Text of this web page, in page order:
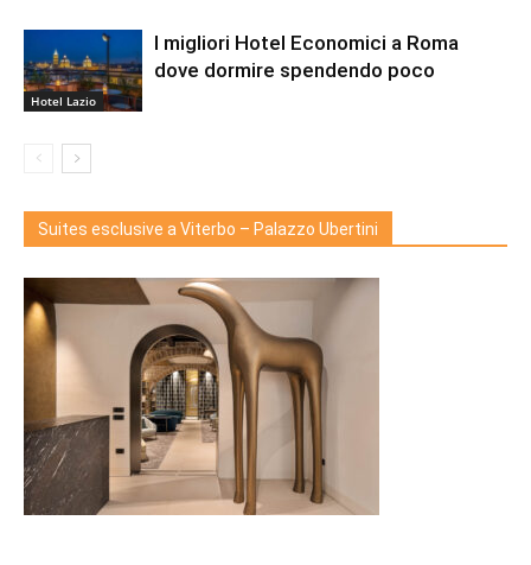
Hotel Lazio
I migliori Hotel Economici a Roma
dove dormire spendendo poco
Suites esclusive a Viterbo – Palazzo Ubertini